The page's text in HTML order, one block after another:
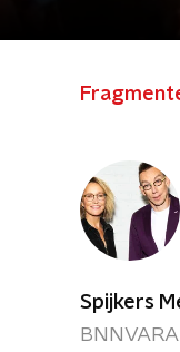
Spijkers
BNNVARA